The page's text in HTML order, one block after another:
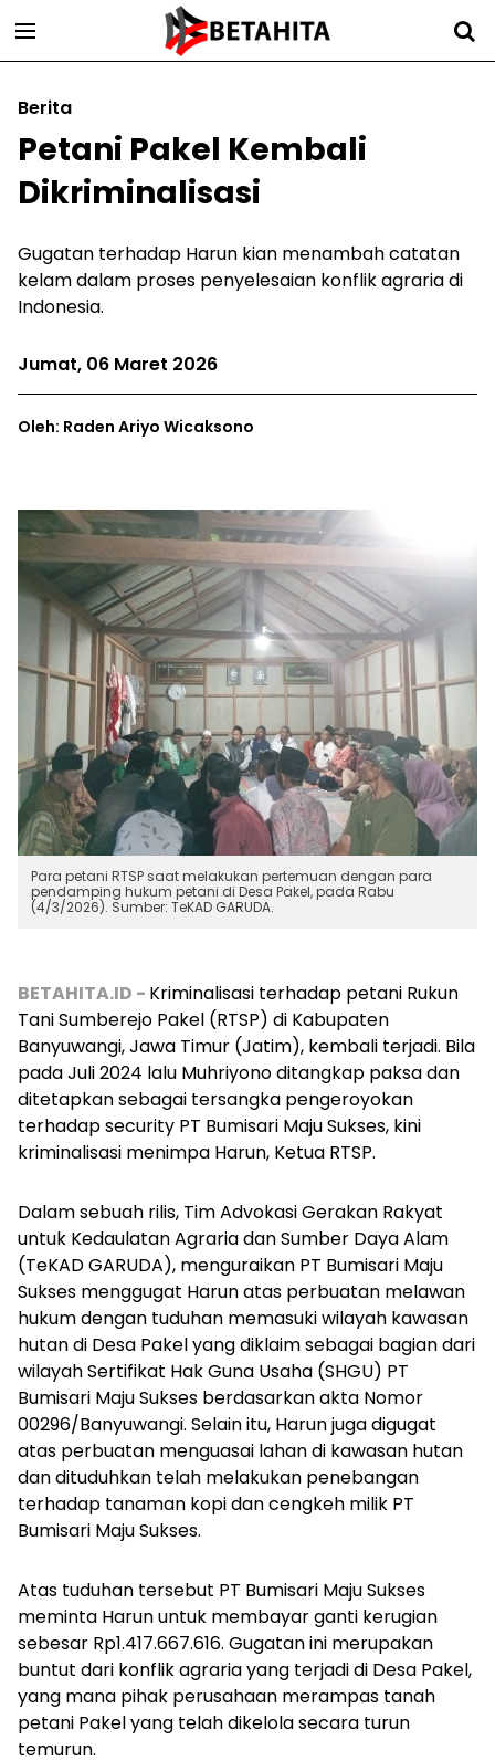
Berita
Petani Pakel Kembali
Dikriminalisasi
Gugatan terhadap Harun kian menambah catatan
kelam dalam proses penyelesaian konflik agraria di
Indonesia.
Jumat, 06 Maret 2026
Oleh: Raden Ariyo Wicaksono
Para petani RTSP saat melakukan pertemuan dengan para
pendamping hukum petani di Desa Pakel, pada Rabu
(4/3/2026). Sumber: TeKAD GARUDA.
BETAHITA.ID - Kriminalisasi terhadap petani Rukun
Tani Sumberejo Pakel (RTSP) di Kabupaten
Banyuwangi, Jawa Timur (Jatim), kembali terjadi. Bila
pada Juli 2024 lalu Muhriyono ditangkap paksa dan
ditetapkan sebagai tersangka pengeroyokan
terhadapsecurity PT Bumisari Maju Sukses, kini
kriminalisasi menimpa Harun, Ketua RTSP.
Dalam sebuah rilis, Tim Advokasi Gerakan Rakyat
untuk Kedaulatan Agraria dan Sumber Daya Alam
(TeKAD GARUDA), menguraikan PT Bumisari Maju
Sukses menggugat Harun atas perbuatan melawan
hukum dengan tuduhan memasuki wilayah kawasan
hutan di Desa Pakel yang diklaim sebagai bagian dari
wilayah Sertifikat Hak Guna Usaha (SHGU) PT
Bumisari Maju Sukses berdasarkan akta Nomor
00296/Banyuwangi. Selain itu, Harun juga digugat
atas perbuatan menguasai lahan di kawasan hutan
dan dituduhkan telah melakukan penebangan
terhadap tanaman kopi dan cengkeh milik PT
Bumisari Maju Sukses.
Atas tuduhan tersebut PT Bumisari Maju Sukses
meminta Harun untuk membayar ganti kerugian
sebesar Rp1.417.667.616. Gugatan ini merupakan
buntut dari konflik agraria yang terjadi di Desa Pakel,
yang mana pihak perusahaan merampas tanah
petani Pakel yang telah dikelola secara turun
temurun.